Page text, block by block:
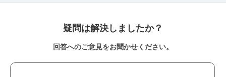
疑問は解決しましたか？
回答へのご意見をお聞かせください。